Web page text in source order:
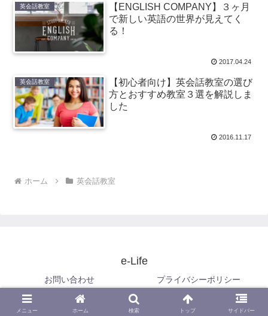
英会話教室
【ENGLISH COMPANY】３ヶ月
で新しい英語の世界が見えてく
る！
2017.04.24
英会話教室
【初心者向け】英会話教室の選び
方とおすすめ教室３選を解説しま
した
2016.11.17
ホーム 英会話教室
e-Life
お問い合わせ プライバシーポリシー
© 2016 e-Life.
メニュー ホーム 検索 トップ サイドバー